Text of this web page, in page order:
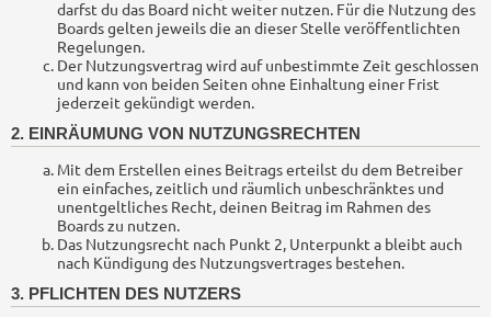
darfst du das Board nicht weiter nutzen. Für die Nutzung des
Boards gelten jeweils die an dieser Stelle veröffentlichten
Regelungen.
Der Nutzungsvertrag wird auf unbestimmte Zeit geschlossen
und kann von beiden Seiten ohne Einhaltung einer Frist
jederzeit gekündigt werden.
2. EINRÄUMUNG VON NUTZUNGSRECHTEN
Mit dem Erstellen eines Beitrags erteilst du dem Betreiber
ein einfaches, zeitlich und räumlich unbeschränktes und
unentgeltliches Recht, deinen Beitrag im Rahmen des
Boards zu nutzen.
Das Nutzungsrecht nach Punkt 2, Unterpunkt a bleibt auch
nach Kündigung des Nutzungsvertrages bestehen.
3. PFLICHTEN DES NUTZERS